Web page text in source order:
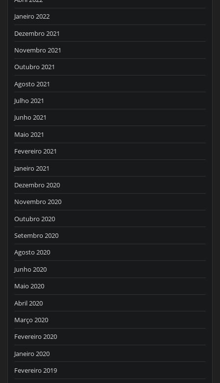
Janeiro 2022
Dezembro 2021
Novembro 2021
Outubro 2021
Agosto 2021
Julho 2021
Junho 2021
Maio 2021
Fevereiro 2021
Janeiro 2021
Dezembro 2020
Novembro 2020
Outubro 2020
Setembro 2020
Agosto 2020
Junho 2020
Maio 2020
Abril 2020
Março 2020
Fevereiro 2020
Janeiro 2020
Fevereiro 2019